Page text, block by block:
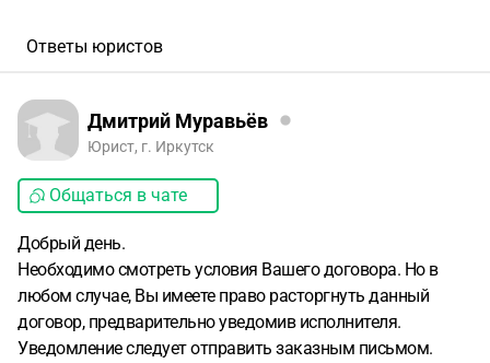
Ответы юристов
Дмитрий Муравьёв
Юрист, г. Иркутск
Общаться в чате
Добрый день.
Необходимо смотреть условия Вашего договора. Но в
любом случае, Вы имеете право расторгнуть данный
договор, предварительно уведомив исполнителя.
Уведомление следует отправить заказным письмом.